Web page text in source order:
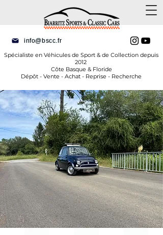
info@bscc.fr
Spécialiste en Véhicules de Sport & de Collection depuis
2012
Côte Basque & Floride
Dépôt - Vente - Achat - Reprise - Recherche